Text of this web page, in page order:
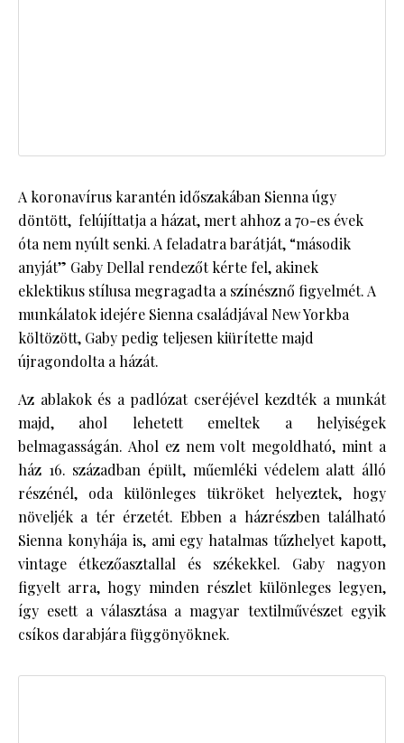
A koronavírus karantén időszakában Sienna úgy
döntött, felújíttatja a házat, mert ahhoz a 70-es évek
óta nem nyúlt senki. A feladatra barátját, “második
anyját” Gaby Dellal rendezőt kérte fel, akinek
eklektikus stílusa megragadta a színésznő figyelmét. A
munkálatok idejére Sienna családjával New Yorkba
költözött, Gaby pedig teljesen kiürítette majd
újragondolta a házát.
Az ablakok és a padlózat cseréjével kezdték a munkát
majd, ahol lehetett emeltek a helyiségek
belmagasságán. Ahol ez nem volt megoldható, mint a
ház 16. században épült, műemléki védelem alatt álló
részénél, oda különleges tükröket helyeztek, hogy
növeljék a tér érzetét. Ebben a házrészben található
Sienna konyhája is, ami egy hatalmas tűzhelyet kapott,
vintage étkezőasztallal és székekkel. Gaby nagyon
figyelt arra, hogy minden részlet különleges legyen,
így esett a választása a magyar textilművészet egyik
csíkos darabjára függönyöknek.